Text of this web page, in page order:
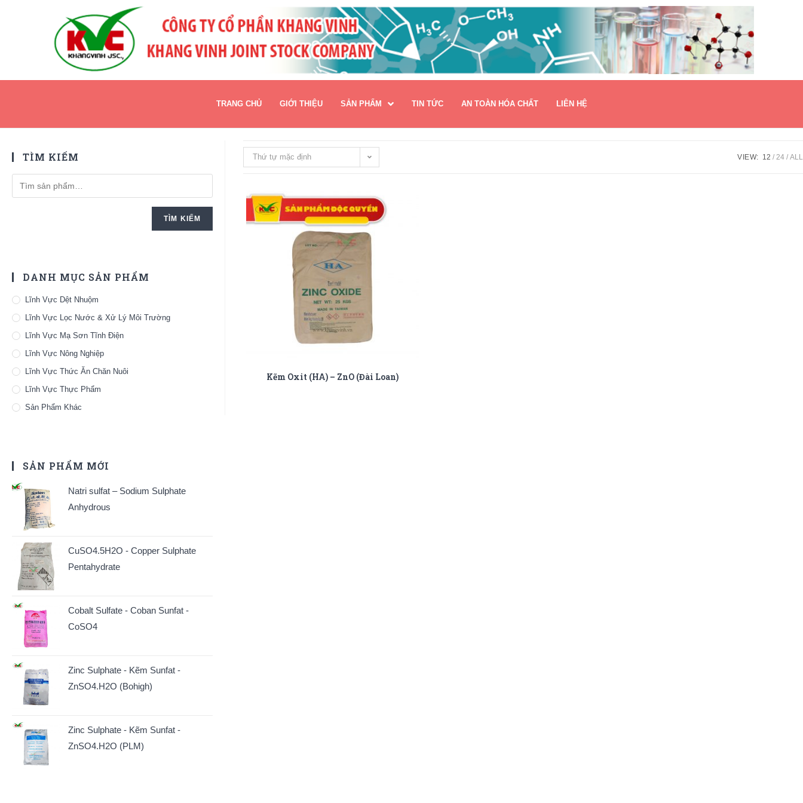
TRANG CHỦ GIỚI THIỆU SẢN PHẨM TIN TỨC AN TOÀN HÓA CHẤT LIÊN HỆ
Thứ tự mặc định VIEW: 12 24 ALL
Kẽm Oxit (HA) – ZnO (Đài Loan)
TÌM KIẾM
TÌM KIẾM
DANH MỤC SẢN PHẨM
Lĩnh Vực Dệt Nhuộm
Lĩnh Vực Lọc Nước & Xử Lý Môi Trường
Lĩnh Vực Mạ Sơn Tĩnh Điện
Lĩnh Vực Nông Nghiệp
Lĩnh Vực Thức Ăn Chăn Nuôi
Lĩnh Vực Thực Phẩm
Sản Phẩm Khác
SẢN PHẨM MỚI
Natri sulfat – Sodium Sulphate
Anhydrous
CuSO4.5H2O - Copper Sulphate
Pentahydrate
Cobalt Sulfate - Coban Sunfat -
CoSO4
Zinc Sulphate - Kẽm Sunfat -
ZnSO4.H2O (Bohigh)
Zinc Sulphate - Kẽm Sunfat -
ZnSO4.H2O (PLM)